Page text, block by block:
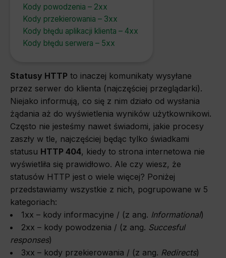
Kody powodzenia – 2xx
Kody przekierowania – 3xx
Kody błędu aplikacji klienta – 4xx
Kody błędu serwera – 5xx
Statusy HTTP to inaczej komunikaty wysyłane
przez serwer do klienta (najczęściej przeglądarki).
Niejako informują, co się z nim działo od wysłania
żądania aż do wyświetlenia wyników użytkownikowi.
Często nie jesteśmy nawet świadomi, jakie procesy
zaszły w tle, najczęściej będąc tylko świadkami
statusu HTTP 404, kiedy to strona internetowa nie
wyświetliła się prawidłowo. Ale czy wiesz, że
statusów HTTP jest o wiele więcej? Poniżej
przedstawiamy wszystkie z nich, pogrupowane w 5
kategoriach:
1xx – kody informacyjne / (z ang. Informational)
2xx – kody powodzenia / (z ang. Succesful
responses)
3xx – kody przekierowania / (z ang. Redirects)